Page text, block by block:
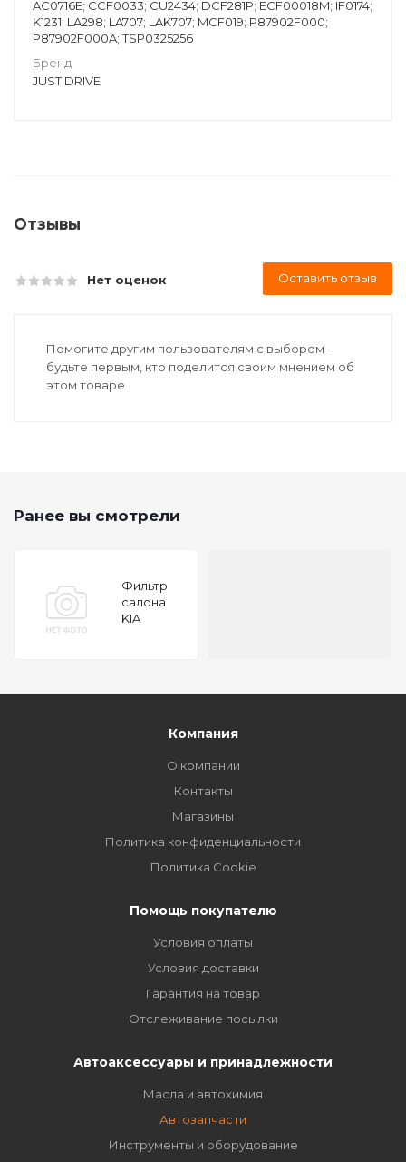
AC0716E; CCF0033; CU2434; DCF281P; ECF00018M; IF0174;
K1231; LA298; LA707; LAK707; MCF019; P87902F000;
P87902F000A; TSP0325256
Бренд
JUST DRIVE
Отзывы
Нет оценок Оставить отзыв
Помогите другим пользователям с выбором -
будьте первым, кто поделится своим мнением об
этом товаре
Ранее вы смотрели
Фильтр
салона
KIA
Компания
О компании
Контакты
Магазины
Политика конфиденциальности
Политика Cookie
Помощь покупателю
Условия оплаты
Условия доставки
Гарантия на товар
Отслеживание посылки
Автоаксессуары и принадлежности
Масла и автохимия
Автозапчасти
Инструменты и оборудование